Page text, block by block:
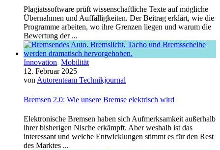
Plagiatssoftware prüft wissenschaftliche Texte auf mögliche
Übernahmen und Auffälligkeiten. Der Beitrag erklärt, wie die
Programme arbeiten, wo ihre Grenzen liegen und warum die
Bewertung der ...
Innovation, Mobilität
12. Februar 2025
von Autorenteam Technikjournal
Bremsen 2.0: Wie unsere Bremse elektrisch wird
Elektronische Bremsen haben sich Aufmerksamkeit außerhalb
ihrer bisherigen Nische erkämpft. Aber weshalb ist das
interessant und welche Entwicklungen stimmt es für den Rest
des Marktes ...